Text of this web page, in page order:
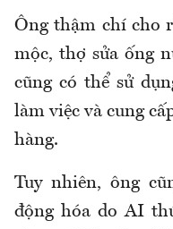
Ông thậm chí cho
mộc, thợ sửa ống
cũng có thể sử
làm việc và cung
hàng.
Tuy nhiên, ông
động hóa do AI